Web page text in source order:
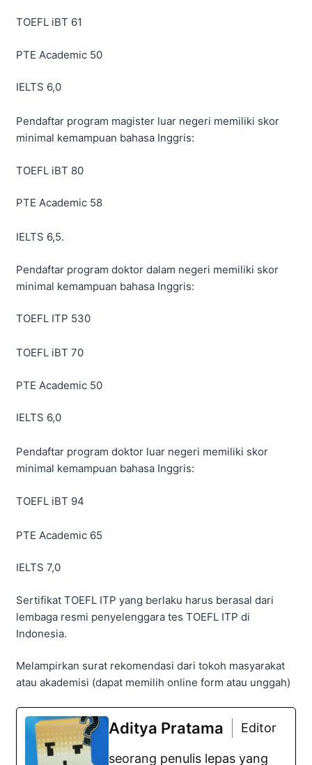
TOEFL iBT 61
PTE Academic 50
IELTS 6,0
Pendaftar program magister luar negeri memiliki skor
minimal kemampuan bahasa Inggris:
TOEFL iBT 80
PTE Academic 58
IELTS 6,5.
Pendaftar program doktor dalam negeri memiliki skor
minimal kemampuan bahasa Inggris:
TOEFL ITP 530
TOEFL iBT 70
PTE Academic 50
IELTS 6,0
Pendaftar program doktor luar negeri memiliki skor
minimal kemampuan bahasa Inggris:
TOEFL iBT 94
PTE Academic 65
IELTS 7,0
Sertifikat TOEFL ITP yang berlaku harus berasal dari
lembaga resmi penyelenggara tes TOEFL ITP di
Indonesia.
Melampirkan surat rekomendasi dari tokoh masyarakat
atau akademisi (dapat memilih online form atau unggah)
Aditya Pratama Editor
seorang penulis lepas yang